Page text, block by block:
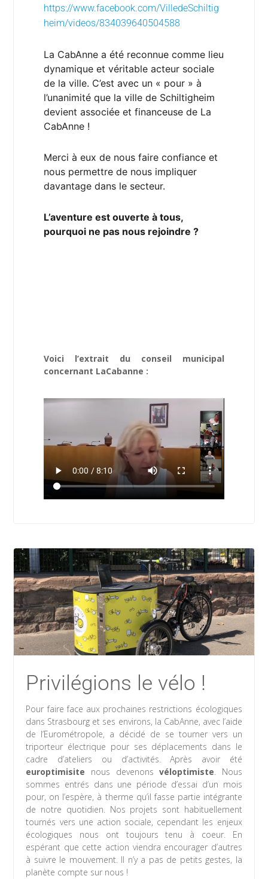
https://www.facebook.com/VilledeSchiltig
heim/videos/834039640504588
La CabAnne a été reconnue comme lieu
dynamique et véritable acteur sociale
de la ville. C’est avec un « pour » à
l’unanimité que la ville de Schiltigheim
devient associée et financeuse de La
CabAnne !
Merci à eux de nous faire confiance et
nous permettre de nous impliquer
davantage dans le secteur.
L’aventure est ouverte à tous,
pourquoi ne pas nous rejoindre ?
Voici l’extrait du conseil municipal
concernant LaCabanne :
Privilégions le vélo !
Pour faire face aux prochaines restrictions écologiques
dans Strasbourg et ses environs, la CabAnne, avec l’aide
de l’Eurométropole, a décidé de se tourner vers un
triporteur électrique pour ses déplacements dans le
cadre d’ateliers ou d’activités. Après avoir été
europtimisite nous devenonsvéloptimiste. Nous
sommes entrés dans une période d’essai d’un mois
pour, on l’espère, à therme qu’il fasse partie intégrante
de notre quotidien. Nos projets sont habituellement
tournés vers une action sociale, cependant les enjeux
écologiques nous ont toujours tenu à coeur. En
espérant que cette action viendra encourager d’autres
à suivre le mouvement. Il n’y a pas de petits gestes, la
planète compte sur nous !